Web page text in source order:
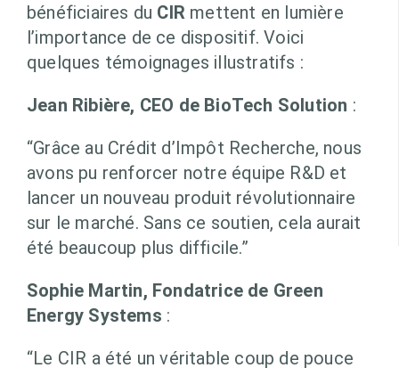
bénéficiaires du CIR mettent en lumière
l’importance de ce dispositif. Voici
quelques témoignages illustratifs :
Jean Ribière, CEO de BioTech Solution :
“Grâce au Crédit d’Impôt Recherche, nous
avons pu renforcer notre équipe R&D et
lancer un nouveau produit révolutionnaire
sur le marché. Sans ce soutien, cela aurait
été beaucoup plus difficile.”
Sophie Martin, Fondatrice de Green
Energy Systems :
“Le CIR a été un véritable coup de pouce